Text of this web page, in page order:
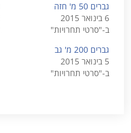
גברים 50 מ' חזה
6 בינואר 2015
ב-"סרטי תחרויות"
גברים 200 מ' גב
5 בינואר 2015
ב-"סרטי תחרויות"